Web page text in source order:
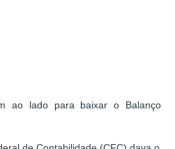
ao lado para baixar o Balanço